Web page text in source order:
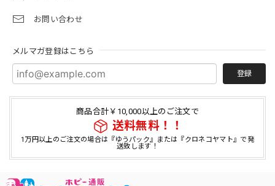
お問い合わせ
メルマガ登録はこちら
登録
商品合計￥10,000以上のご注文で
送料無料！！
1万円以上のご注文の場合は『ゆうパック』または『クロネコヤマト』で発
送致します！